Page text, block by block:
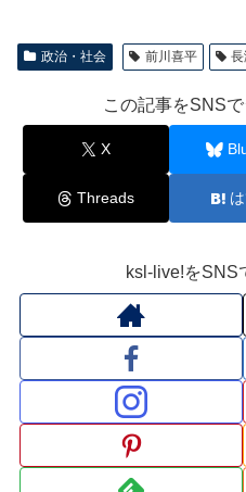
政治・社会 前川喜平
この記事をSNS
X
Threads
ksl-live!をSNS